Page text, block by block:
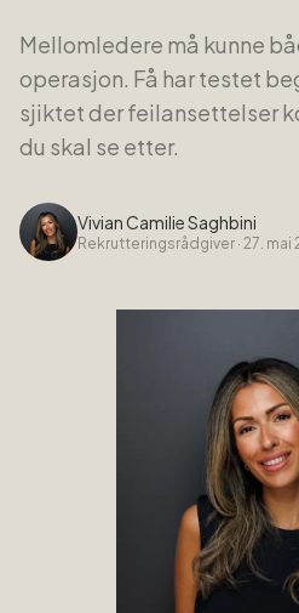
Mellomledere må kunne
operasjon. Få har testet
sjiktet der feilansettelser
du skal se etter.
Vivian Camilie Saghbini
Rekrutteringsrådgiver · 27. mai